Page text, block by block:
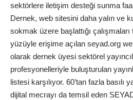
sektörlere iletişim desteği sunma
Dernek, web sitesini daha yalın ve
sokmak üzere başlattığı
yüzüyle erişime açılan seyad.org
olarak dernek üyesi sektörel
profesyonelleriyle buluşturulan
listesi karşılıyor. 60’tan fazla basılı
dijital mecrayı da temsil eden